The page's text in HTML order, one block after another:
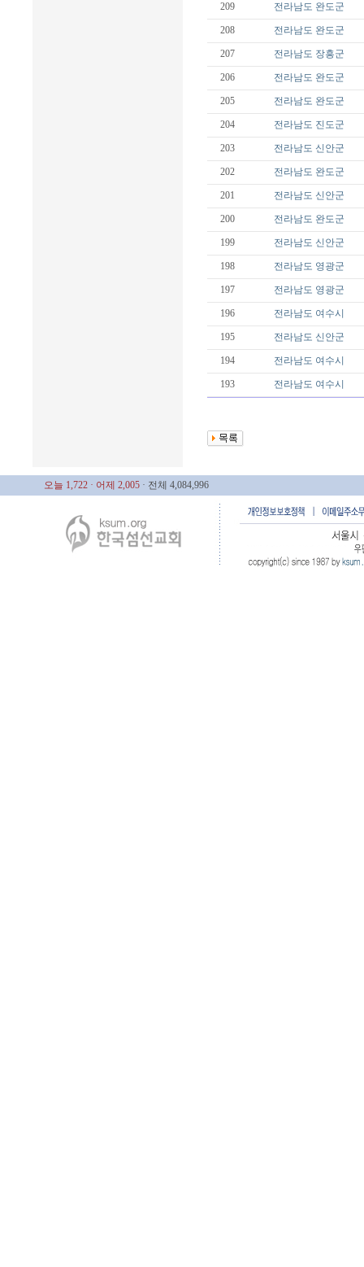
209 전라남도 완도군
208 전라남도 완도군
207 전라남도 장흥군
206 전라남도 완도군
205 전라남도 완도군
204 전라남도 진도군
203 전라남도 신안군
202 전라남도 완도군
201 전라남도 신안군
200 전라남도 완도군
199 전라남도 신안군
198 전라남도 영광군
197 전라남도 영광군
196 전라남도 여수시
195 전라남도 신안군
194 전라남도 여수시
193 전라남도 여수시
오늘 1,722 · 어제 2,005 · 전체 4,084,996